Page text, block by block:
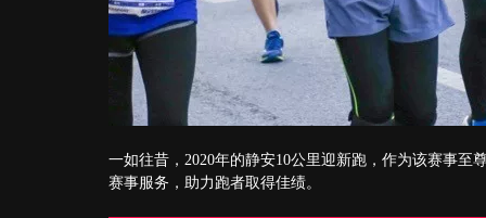
一如往昔，2020年的静安10公里迎新跑，作为该赛事
赛事服务，助力跑者取得佳绩。